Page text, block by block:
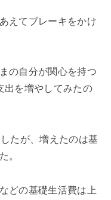
えてブレーキをかけ
の自分が関心を持つ
出を増やしてみたの
たが、増えたのは基
。
どの基礎生活費は上